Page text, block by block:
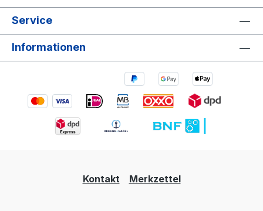
Service
Informationen
Kontakt Merkzettel